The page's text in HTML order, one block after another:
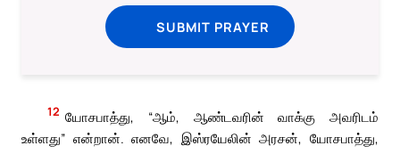
SUBMIT PRAYER
12 யோசபாத்து, “ஆம், ஆண்டவரின் வாக்கு அவரிடம்
உள்ளது” என்றான். எனவே, இஸ்ரயேலின் அரசன், யோசபாத்து,